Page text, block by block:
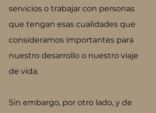
servicios o trabajar con personas
que tengan esas cualidades que
consideramos importantes para
nuestro desarrollo o nuestro viaje
de vida.
Sin embargo, por otro lado, y de